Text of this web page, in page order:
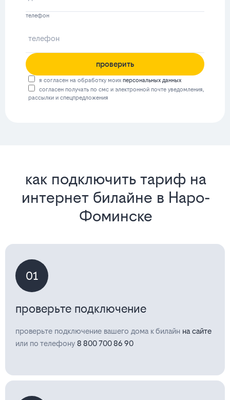
телефон
проверить
я согласен на обработку моих персональных данных
согласен получать по смс и электронной почте уведомления,
рассылки и спецпредложения
как подключить тариф на
интернет билайне в Наро-
Фоминске
01
проверьте подключение
проверьте подключение вашего дома к билайн на сайте
или по телефону 8 800 700 86 90